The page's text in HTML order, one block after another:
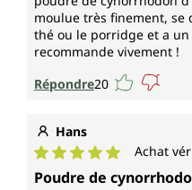
moulue très finement, se
thé ou le porridge et a
recommande vivement !
Répondre20
Hans
Note moyenne de 5 sur
Achat
Poudre de